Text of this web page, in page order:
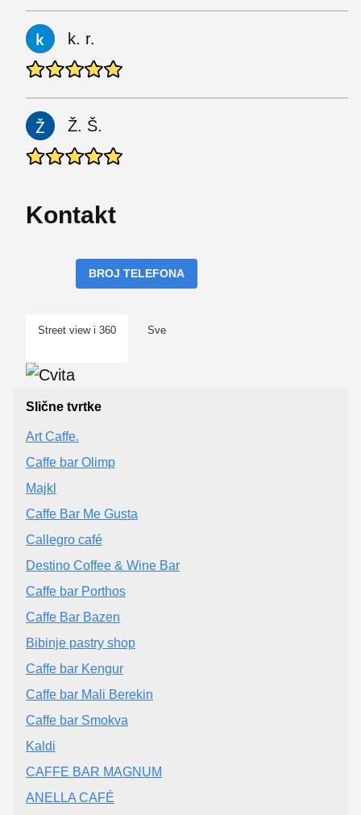
k. r.
Ž. Š.
Kontakt
BROJ TELEFONA
Street view i 360 Sve
Slične tvrtke
Art Caffe.
Caffe bar Olimp
Majkl
Caffe Bar Me Gusta
Callegro café
Destino Coffee & Wine Bar
Caffe bar Porthos
Caffe Bar Bazen
Bibinje pastry shop
Caffe bar Kengur
Caffe bar Mali Berekin
Caffe bar Smokva
Kaldi
CAFFE BAR MAGNUM
ANELLA CAFÉ